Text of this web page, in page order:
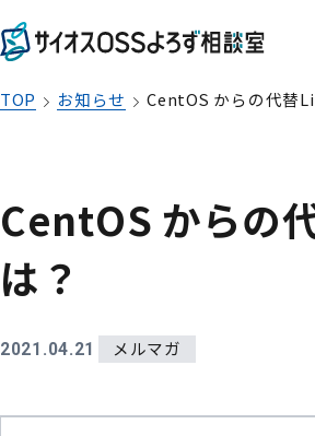
TOP お知らせ CentOS からの代替
CentOS からの
は？
2021.04.21 メルマガ